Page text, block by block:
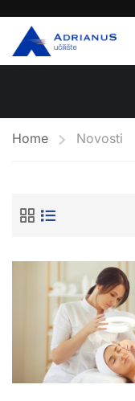
Home Novosti